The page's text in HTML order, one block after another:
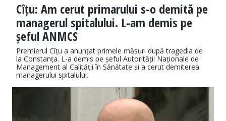
Cîțu: Am cerut primarului s-o demită pe
managerul spitalului. L-am demis pe
șeful ANMCS
Premierul Cîțu a anunțat primele măsuri după tragedia de
la Constanța. L-a demis pe șeful Autorității Naționale de
Management al Calității în Sănătate și a cerut demiterea
managerului spitalului.